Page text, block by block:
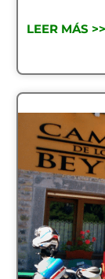
LEER MÁS >>